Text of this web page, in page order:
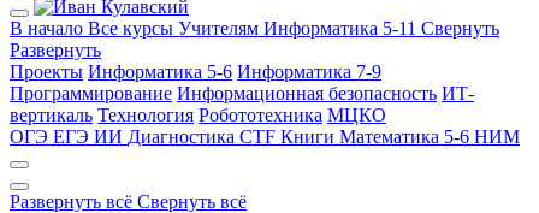
В начало Все курсы Учителям Информатика 5-11 Свернуть
Развернуть
Проекты Информатика 5-6 Информатика 7-9
Программирование Информационная безопасность ИТ-
вертикаль Технология Робототехника МЦКО
ОГЭ ЕГЭ ИИ Диагностика CTF Книги Математика 5-6 НИМ
Развернуть всё Свернуть всё